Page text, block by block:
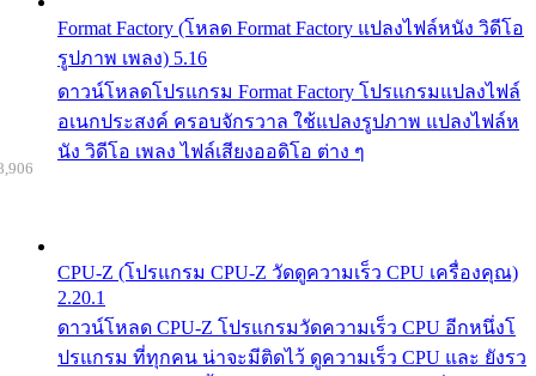
Format Factory (โหลด Format Factory แปลงไฟล์หนัง วิดีโอ
รูปภาพ เพลง) 5.16
ดาวน์โหลดโปรแกรม Format Factory โปรแกรมแปลงไฟล์
อเนกประสงค์ ครอบจักรวาล ใช้แปลงรูปภาพ แปลงไฟล์ห
นัง วิดีโอ เพลง ไฟล์เสียงออดิโอ ต่าง ๆ
CPU-Z (โปรแกรม CPU-Z วัดดูความเร็ว CPU เครื่องคุณ)
2.20.1
ดาวน์โหลด CPU-Z โปรแกรมวัดความเร็ว CPU อีกหนึ่งโ
ปรแกรม ที่ทุกคน น่าจะมีติดไว้ ดูความเร็ว CPU และ ยังรว